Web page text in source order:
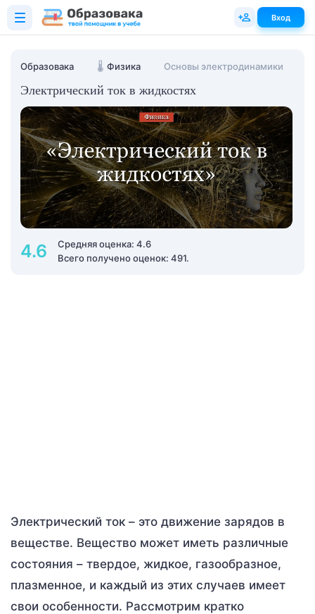
Образовака 🌡️ Физика Основы электродинамики
Электрический ток в жидкостях
4.6
Средняя оценка: 4.6
Всего получено оценок: 491.
Электрический ток – это движение зарядов в
веществе. Вещество может иметь различные
состояния – твердое, жидкое, газообразное,
плазменное, и каждый из этих случаев имеет
свои особенности. Рассмотрим кратко
Вход